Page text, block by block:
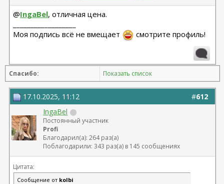
@IngaBel, отличная цена.
Моя подпись всё не вмещает
смотрите профиль!
Спасибо: Показать список
#612
17.10.2025, 11:12
IngaBel
Постоянный участник
Profi
Благодарил(а): 264 раз(а)
Поблагодарили: 343 раз(а) в 145 сообщениях
Цитата:
Сообщение от kolbi